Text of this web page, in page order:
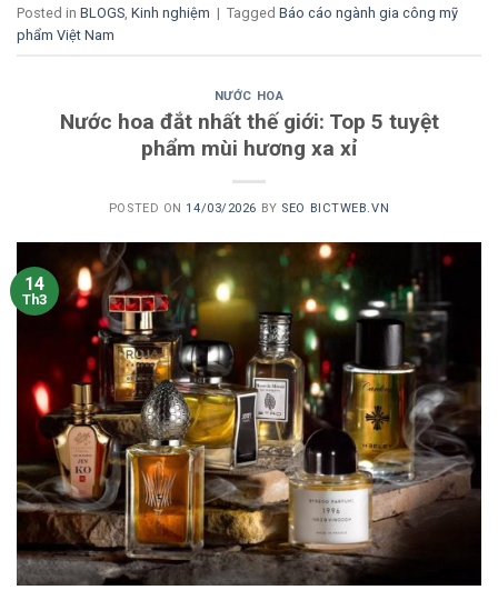
Posted in BLOGS Kinh nghiệm | Tagged Báo cáo ngành gia công mỹ
phẩm Việt Nam
NƯỚC HOA
Nước hoa đắt nhất thế giới: Top 5 tuyệt
phẩm mùi hương xa xỉ
POSTED ON14/03/2026 BY SEO BICTWEB.VN
14
Th3